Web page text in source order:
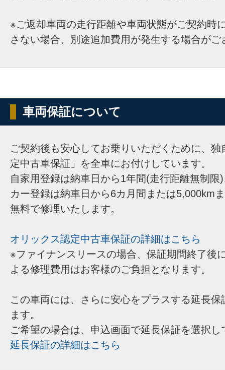
※ご返却車両の走行距離や車両状態がご契約時
さない場合、別途追加費用が発生する場合がご
車両保証について
ご契約後も安心してお乗りいただくために、
定中古車保証」を全車にお付けしています。
自家用登録は納車日から1年間(走行距離無制限
カー登録は納車日から6カ月間または5,000km
無料で修理いたします。
オリックス認定中古車保証の詳細はこちら
※ファイナンスリースの場合、保証期間終了後
よる修理費用はお客様のご負担となります。
この車両には、さらに安心をプラスする延長
ます。
ご希望の場合は、申込画面で延長保証を選択し
延長保証の詳細はこちら